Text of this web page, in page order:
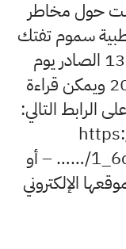
حول مخاطر
سموم تفتك
بالهواء والغذاء والماء العدد 1364 الصادر يوم
الإثنين الموافق لـ1 من يونيو 2026 ويمكن قراءة
الصحيفة والمقال بصيغة الـPDF على الرابط التالي:
…/1_6qgLSKcaLYdsSMAO…/view… – أو
الإلكتروني